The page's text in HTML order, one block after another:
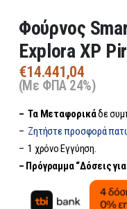
Φούρνος
Explora XP
€14.441,04
(Με ΦΠΑ 24%)
– Τα Μεταφορικάδε
– Ζητήστε προσφορά
– 1 χρόνο Εγγύηση.
– Πρόγραμμα “Δόσεις